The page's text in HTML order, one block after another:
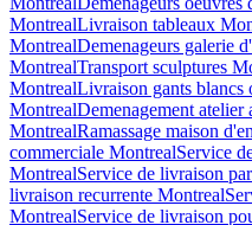
MontrealLivraison tableaux
MontrealDemenageurs galerie
MontrealTransport sculptures
MontrealLivraison gants blancs
MontrealDemenagement atelier
MontrealRamassage maison
commerciale MontrealService
MontrealService de livraison
livraison recurrente Montreal
MontrealService de livraison